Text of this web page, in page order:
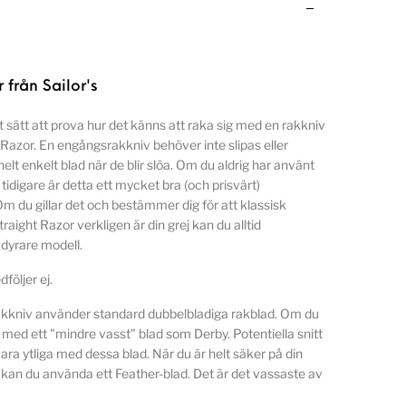
från Sailor's
sätt att prova hur det känns att raka sig med en rakkniv
En engångsrakkniv behöver inte slipas eller
enkelt blad när de blir slöa. Om du aldrig har använt
är detta ett mycket bra (och prisvärt)
du gillar det och bestämmer dig för att klassisk
Razor verkligen är din grej kan du alltid
modell.
ej.
använder standard dubbelbladiga rakblad. Om du
ett "mindre vasst" blad som Derby. Potentiella snitt
ytliga med dessa blad. När du är helt säker på din
du använda ett Feather-blad. Det är det vassaste av